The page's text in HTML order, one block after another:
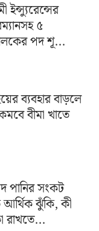
ইন্স্যুরেন্সের
৫
পদ শূ...
ব্যবহার বাড়লে
বীমা খাতে
পানির সংকট
ঝুঁকি, কী
রাখতে...